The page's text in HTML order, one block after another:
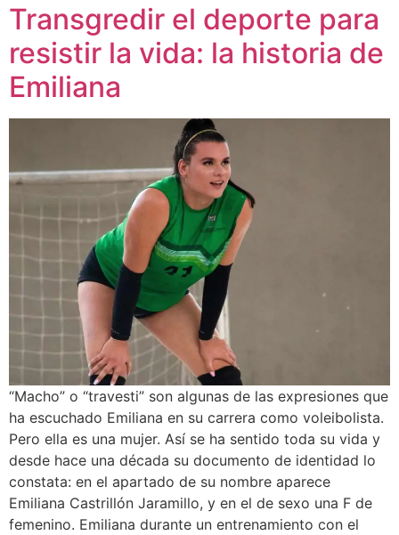
Transgredir el deporte para
resistir la vida: la historia de
Emiliana
“Macho” o “travesti” son algunas de las expresiones que
ha escuchado Emiliana en su carrera como voleibolista.
Pero ella es una mujer. Así se ha sentido toda su vida y
desde hace una década su documento de identidad lo
constata: en el apartado de su nombre aparece
Emiliana Castrillón Jaramillo, y en el de sexo una F de
femenino. Emiliana durante un entrenamiento con el